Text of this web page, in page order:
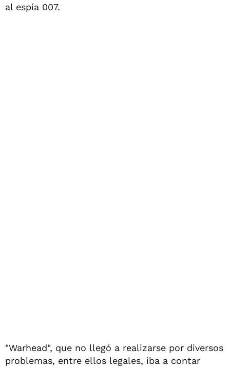
al espía 007.
"Warhead", que no llegó a realizarse por diversos
problemas, entre ellos legales, iba a contar